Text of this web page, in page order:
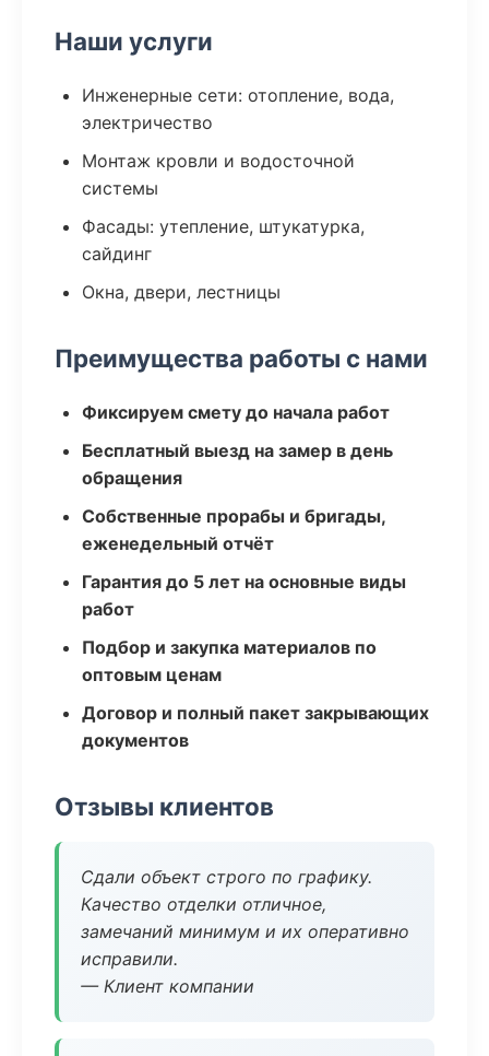
Наши услуги
Инженерные сети: отопление, вода,
электричество
Монтаж кровли и водосточной
системы
Фасады: утепление, штукатурка,
сайдинг
Окна, двери, лестницы
Преимущества работы с нами
Фиксируем смету до начала работ
Бесплатный выезд на замер в день
обращения
Собственные прорабы и бригады,
еженедельный отчёт
Гарантия до 5 лет на основные виды
работ
Подбор и закупка материалов по
оптовым ценам
Договор и полный пакет закрывающих
документов
Отзывы клиентов
Сдали объект строго по графику.
Качество отделки отличное,
замечаний минимум и их оперативно
исправили.
— Клиент компании